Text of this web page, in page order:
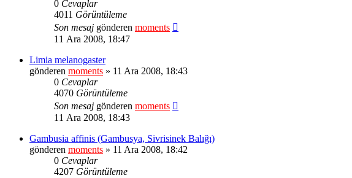
0 Cevaplar
4011 Görüntüleme
Son mesaj gönderen moments
11 Ara 2008, 18:47
Limia melanogaster
gönderen moments » 11 Ara 2008, 18:43
0 Cevaplar
4070 Görüntüleme
Son mesaj gönderen moments
11 Ara 2008, 18:43
Gambusia affinis (Gambusya, Sivrisinek Balığı)
gönderen moments » 11 Ara 2008, 18:42
0 Cevaplar
4207 Görüntüleme